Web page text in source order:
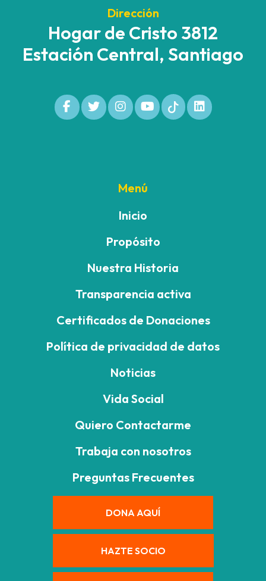
Dirección
Hogar de Cristo 3812
Estación Central, Santiago
Menú
Inicio
Propósito
Nuestra Historia
Transparencia activa
Certificados de Donaciones
Política de privacidad de datos
Noticias
Vida Social
Quiero Contactarme
Trabaja con nosotros
Preguntas Frecuentes
DONA AQUÍ
HAZTE SOCIO